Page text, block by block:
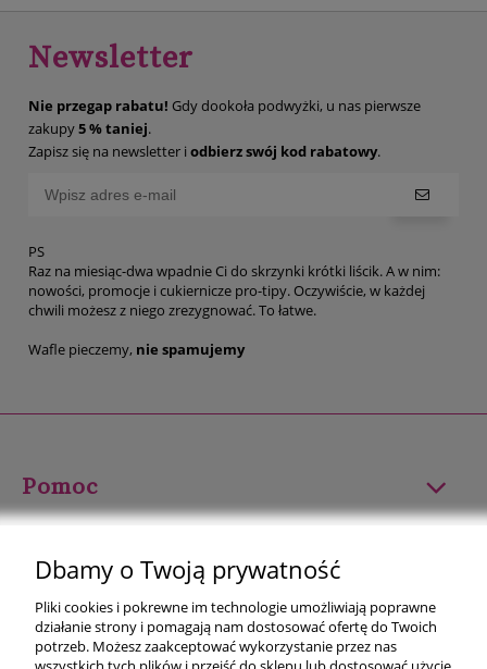
Newsletter
Nie przegap rabatu! Gdy dookoła podwyżki, u nas pierwsze
zakupy5 % taniej.
Zapisz się na newsletter i odbierz swój kod rabatowy.
PS
Raz na miesiąc-dwa wpadnie Ci do skrzynki krótki liścik. A w nim:
nowości, promocje i cukiernicze pro-tipy. Oczywiście, w każdej
chwili możesz z niego zrezygnować. To łatwe.
Wafle pieczemy, nie spamujemy
Pomoc
Płatności i dostawa
Informacje
Dbamy o Twoją prywatność
Pliki cookies i pokrewne im technologie umożliwiają poprawne
działanie strony i pomagają nam dostosować ofertę do Twoich
potrzeb. Możesz zaakceptować wykorzystanie przez nas